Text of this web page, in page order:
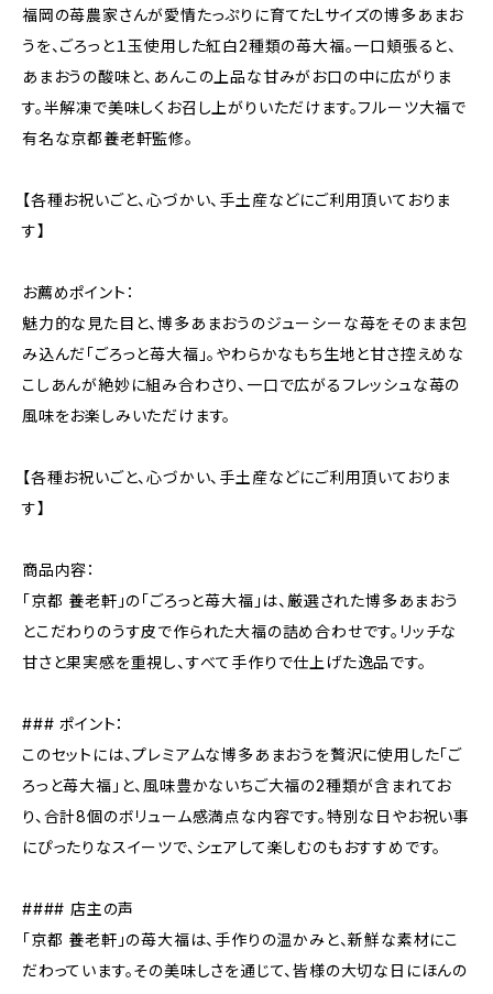
福岡の苺農家さんが愛情たっぷりに育てたLサイズの博多あまお
うを、ごろっと１玉使用した紅白2種類の苺大福。一口頬張ると、
あまおうの酸味と、あんこの上品な甘みがお口の中に広がりま
す。半解凍で美味しくお召し上がりいただけます。フルーツ大福で
有名な京都養老軒監修。
【各種お祝いごと、心づかい、手土産などにご利用頂いておりま
す】
お薦めポイント：
魅力的な見た目と、博多あまおうのジューシーな苺をそのまま包
み込んだ「ごろっと苺大福」。やわらかなもち生地と甘さ控えめな
こしあんが絶妙に組み合わさり、一口で広がるフレッシュな苺の
風味をお楽しみいただけます。
【各種お祝いごと、心づかい、手土産などにご利用頂いておりま
す】
商品内容：
「京都 養老軒」の「ごろっと苺大福」は、厳選された博多あまおう
とこだわりのうす皮で作られた大福の詰め合わせです。リッチな
甘さと果実感を重視し、すべて手作りで仕上げた逸品です。
### ポイント：
このセットには、プレミアムな博多あまおうを贅沢に使用した「ご
ろっと苺大福」と、風味豊かないちご大福の2種類が含まれてお
り、合計8個のボリューム感満点な内容です。特別な日やお祝い事
にぴったりなスイーツで、シェアして楽しむのもおすすめです。
#### 店主の声
「京都 養老軒」の苺大福は、手作りの温かみと、新鮮な素材にこ
だわっています。その美味しさを通じて、皆様の大切な日にほんの